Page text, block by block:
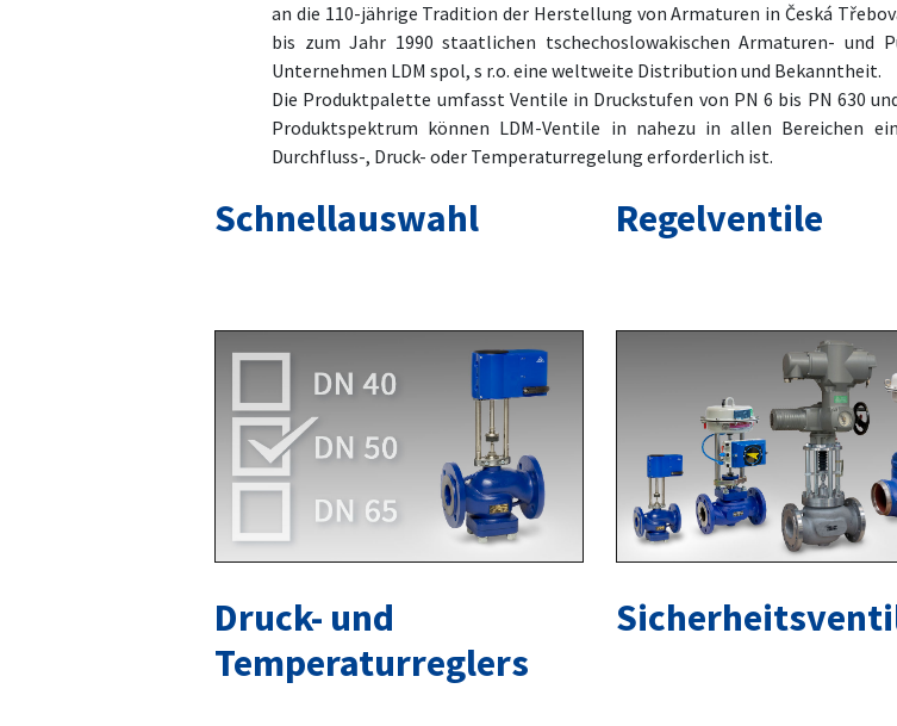
an die 110-jährige Tradition der Herstellung von Armaturen in Česká
bis zum Jahr 1990 staatlichen tschechoslowakischen Armaturen- und
Unternehmen LDM spol, s r.o. eine weltweite Distribution und Bekanntheit.
Die Produktpalette umfasst Ventile in Druckstufen von PN 6 bis PN 630
Produktspektrum können LDM-Ventile in nahezu in allen Bereichen
Durchfluss-, Druck- oder Temperaturregelung erforderlich ist.
Schnellauswahl Regelventile
Druck- und
Temperaturreglers